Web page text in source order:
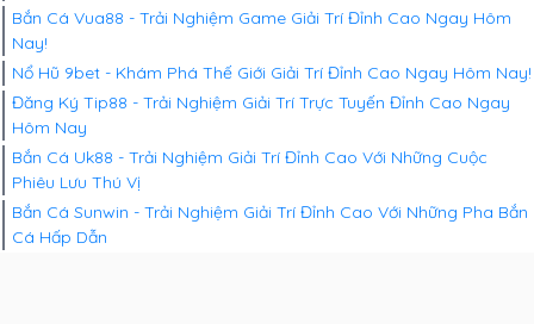
Bắn Cá Vua88 - Trải Nghiệm Game Giải Trí Đỉnh Cao Ngay Hôm
Nay!
Nổ Hũ 9bet - Khám Phá Thế Giới Giải Trí Đỉnh Cao Ngay Hôm Nay!
Đăng Ký Tip88 - Trải Nghiệm Giải Trí Trực Tuyến Đỉnh Cao Ngay
Hôm Nay
Bắn Cá Uk88 - Trải Nghiệm Giải Trí Đỉnh Cao Với Những Cuộc
Phiêu Lưu Thú Vị
Bắn Cá Sunwin - Trải Nghiệm Giải Trí Đỉnh Cao Với Những Pha Bắn
Cá Hấp Dẫn